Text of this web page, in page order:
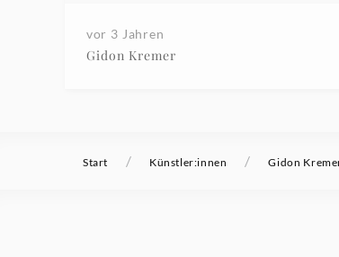
vor 3 Jahren
Gidon Kremer
Start / Künstler:innen / Gidon